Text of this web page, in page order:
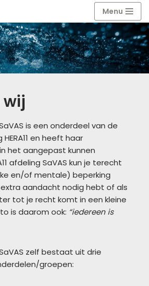
Menu
wij
SaVAS is een onderdeel van de
en heeft haar
het aangepast kunnen
afdeling SaVAS kun je terecht
en/of mentale) beperking
aandacht nodig hebt of als
tot je recht komt in een kleine
is daarom ook: “iedereen is
SaVAS zelf bestaat uit drie
groepen: